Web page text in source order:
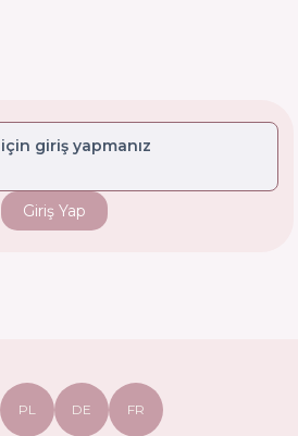
giriş yapmanız
Giriş Yap
PL DE FR